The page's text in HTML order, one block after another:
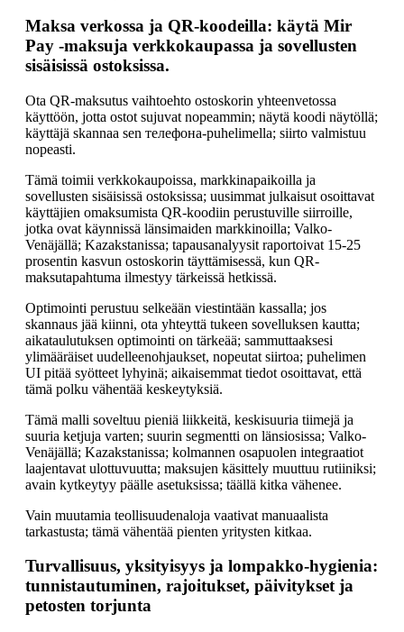
Maksa verkossa ja QR-koodeilla: käytä Mir
Pay -maksuja verkkokaupassa ja sovellusten
sisäisissä ostoksissa.
Ota QR-maksutus vaihtoehto ostoskorin yhteenvetossa
käyttöön, jotta ostot sujuvat nopeammin; näytä koodi näytöllä;
käyttäjä skannaa sen телефона-puhelimella; siirto valmistuu
nopeasti.
Tämä toimii verkkokaupoissa, markkinapaikoilla ja
sovellusten sisäisissä ostoksissa; uusimmat julkaisut osoittavat
käyttäjien omaksumista QR-koodiin perustuville siirroille,
jotka ovat käynnissä länsimaiden markkinoilla; Valko-
Venäjällä; Kazakstanissa; tapausanalyysit raportoivat 15-25
prosentin kasvun ostoskorin täyttämisessä, kun QR-
maksutapahtuma ilmestyy tärkeissä hetkissä.
Optimointi perustuu selkeään viestintään kassalla; jos
skannaus jää kiinni, ota yhteyttä tukeen sovelluksen kautta;
aikataulutuksen optimointi on tärkeää; sammuttaaksesi
ylimääräiset uudelleenohjaukset, nopeutat siirtoa; puhelimen
UI pitää syötteet lyhyinä; aikaisemmat tiedot osoittavat, että
tämä polku vähentää keskeytyksiä.
Tämä malli soveltuu pieniä liikkeitä, keskisuuria tiimejä ja
suuria ketjuja varten; suurin segmentti on länsiosissa; Valko-
Venäjällä; Kazakstanissa; kolmannen osapuolen integraatiot
laajentavat ulottuvuutta; maksujen käsittely muuttuu rutiiniksi;
avain kytkeytyy päälle asetuksissa; täällä kitka vähenee.
Vain muutamia teollisuudenaloja vaativat manuaalista
tarkastusta; tämä vähentää pienten yritysten kitkaa.
Turvallisuus, yksityisyys ja lompakko-hygienia:
tunnistautuminen, rajoitukset, päivitykset ja
petosten torjunta